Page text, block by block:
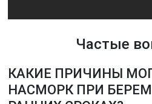
Частые
КАКИЕ ПРИЧИНЫ
НАСМОРК ПРИ